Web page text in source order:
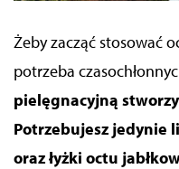
Żeby zacząć stosować
potrzeba
pielęgnacyjną
Potrzebujesz jedynie
oraz łyżki octu